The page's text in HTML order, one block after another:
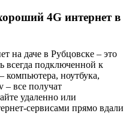
4G интернет в
на даче в Рубцовске – это
всегда подключенной к
компьютера, ноутбука,
– все получат
удаленно или
сервисами прямо вдали